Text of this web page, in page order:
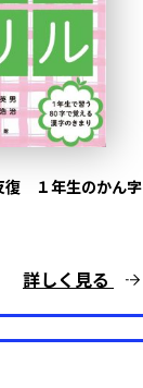
１年生のかん字
詳しく見る